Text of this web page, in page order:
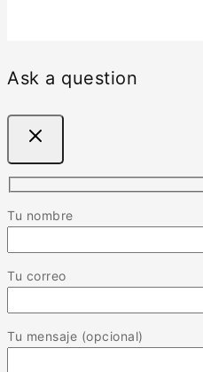
Ask a question
Tu nombre
Tu correo
Tu mensaje (opcional)